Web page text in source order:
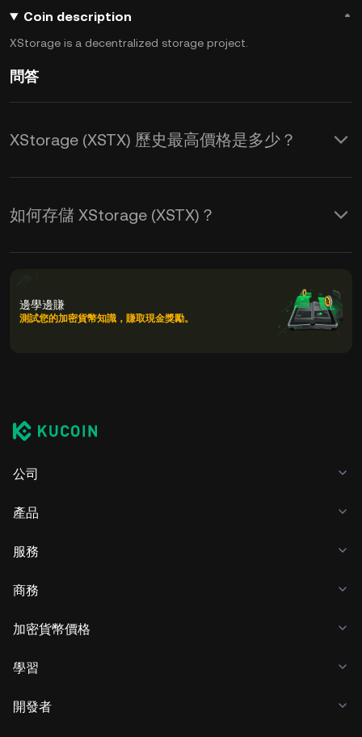
Coin description
XStorage is a decentralized storage project.
問答
XStorage (XSTX) 歷史最高價格是多少？
如何存儲 XStorage (XSTX)？
邊學邊賺
測試您的加密貨幣知識，賺取現金獎勵。
公司
產品
服務
商務
加密貨幣價格
學習
開發者